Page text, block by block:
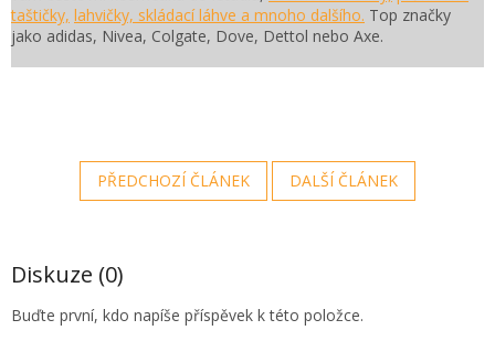
taštičky, lahvičky, skládací láhve a mnoho dalšího. Top značky
jako adidas, Nivea, Colgate, Dove, Dettol nebo Axe.
PŘEDCHOZÍ ČLÁNEK DALŠÍ ČLÁNEK
Diskuze (0)
Buďte první, kdo napíše příspěvek k této položce.